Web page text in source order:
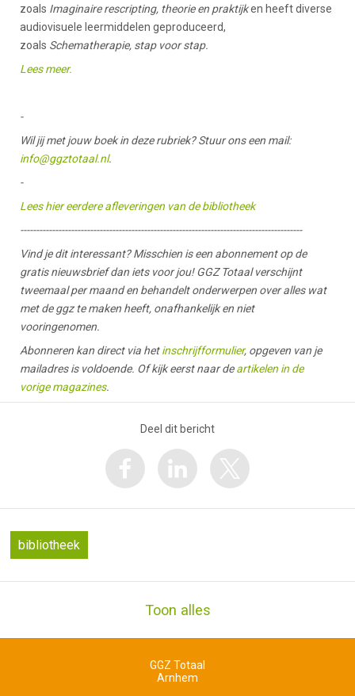
zoals Imaginaire rescripting, theorie en praktijken heeft diverse
audiovisuele leermiddelen geproduceerd,
zoals Schematherapie, stap voor stap.
Lees meer.
-
Wil jij met jouw boek in deze rubriek? Stuur ons een mail:
info@ggztotaal.nl.
-
Lees hier eerdere afleveringen van de bibliotheek
-----------------------------------------------------------------------------------------
Vind je dit interessant? Misschien is een abonnement op de
gratis nieuwsbrief dan iets voor jou! GGZ Totaal verschijnt
tweemaal per maand en behandelt onderwerpen over alles wat
met de ggz te maken heeft, onafhankelijk en niet
vooringenomen.
Abonneren kan direct via hetinschrijfformulier, opgeven van je
mailadres is voldoende. Of kijk eerst naar deartikelen in de
vorige magazines.
Deel dit bericht
bibliotheek
Toon alles
GGZ Totaal
Arnhem